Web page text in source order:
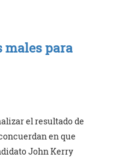
males para
el resultado de
en que
John Kerry